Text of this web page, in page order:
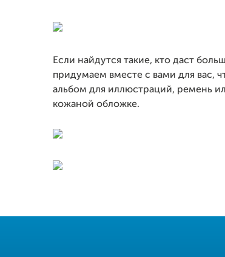
Если найдутся такие, кто даст
придумаем вместе с вами для вас,
альбом для иллюстраций, ремень
кожаной обложке.